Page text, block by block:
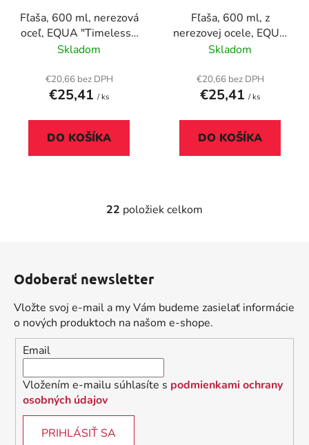
Fľaša, 600 ml, nerezová
oceľ, EQUA "Timeless",
Splash
Skladom
€20,66 bez DPH
€25,41 / ks
DO KOŠÍKA
Fľaša, 600 ml, z
nerezovej ocele, EQUA
"Timeless", Matcha
Skladom
€20,66 bez DPH
€25,41 / ks
DO KOŠÍKA
O
d
c
i
e
p
v
22 položiek celkom
Odoberať newsletter
Vložte svoj e-mail a my Vám budeme zasielať informácie
o nových produktoch na našom e-shope.
Email
Vložením e-mailu súhlasíte s podmienkami ochrany
osobných údajov
PRIHLÁSIŤ SA